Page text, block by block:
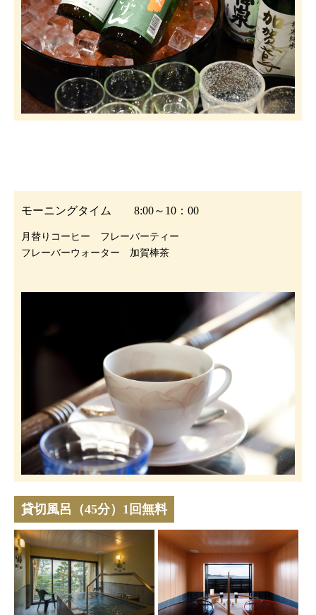
モーニングタイム 8:00～10：00
月替りコーヒー フレーバーティー
フレーバーウォーター 加賀棒茶
貸切風呂（45分）1回無料